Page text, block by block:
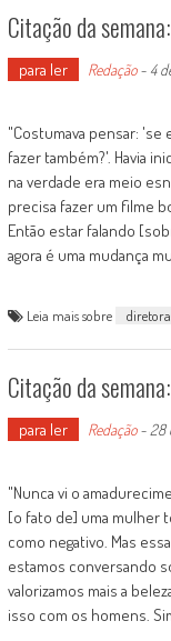
Citação da
para ler Redação- 4
"Costumava pensar:
fazer também?'. Havia
na verdade era meio
precisa fazer um filme
Então estar falando
agora é uma mudança
Leia mais sobre
Citação da
para ler Redação- 28
"Nunca vi o
[o fato de] uma mulher
como negativo. Mas
estamos conversando
valorizamos mais a
isso com os homens.